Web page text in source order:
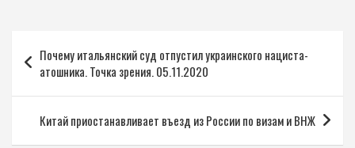
по
записям
Почему итальянский суд отпустил украинского нациста-
атошника. Точка зрения. 05.11.2020
Китай приостанавливает въезд из России по визам и ВНЖ